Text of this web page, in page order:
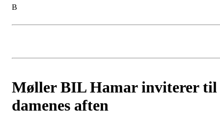
B
Møller BIL Hamar inviterer til
damenes aften